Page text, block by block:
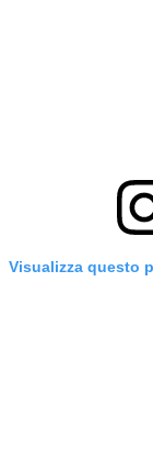
Visualizza questo